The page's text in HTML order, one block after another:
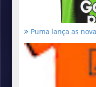
Puma lança as